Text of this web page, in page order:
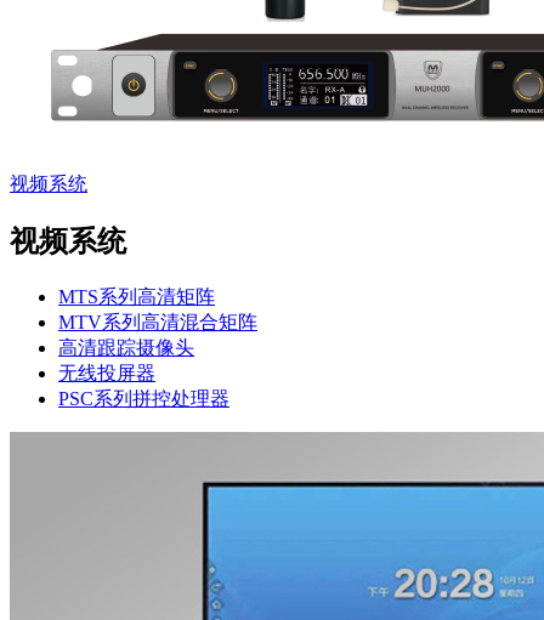
视频系统
视频系统
MTS系列高清矩阵
MTV系列高清混合矩阵
高清跟踪摄像头
无线投屏器
PSC系列拼控处理器